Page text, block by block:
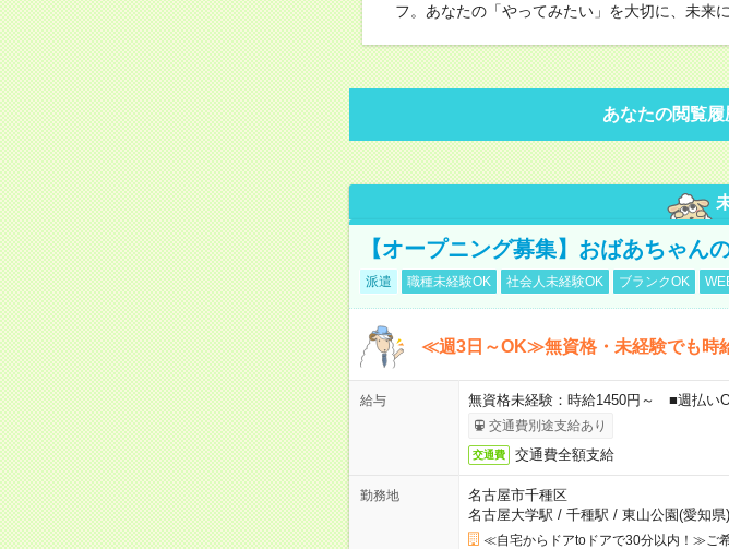
フ。あなたの「やってみたい」を大切に、未来
あなたの閲覧
【オープニング募集】おばあちゃん
派遣 職種未経験OK 社会人未経験OK ブランクOK
≪週3日～OK≫無資格・未経験でも時
給与 無資格未経験：時給1450円～ ■週払
交通費別途支給あり
交通費 交通費全額支給
勤務地
名古屋市千種区
名古屋大学駅 / 千種駅 / 東山公園(愛知県
≪自宅からドアtoドアで30分以内！≫ご希